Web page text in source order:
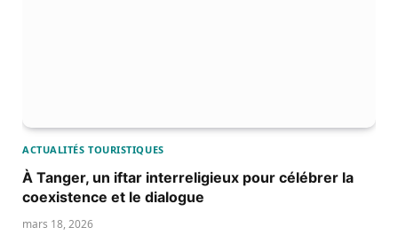
ACTUALITÉS TOURISTIQUES
À Tanger, un iftar interreligieux pour célébrer la
coexistence et le dialogue
mars 18, 2026